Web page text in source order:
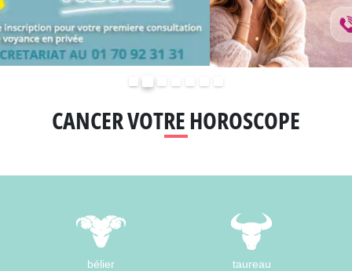
CANCER VOTRE HOROSCOPE
bélier taureau